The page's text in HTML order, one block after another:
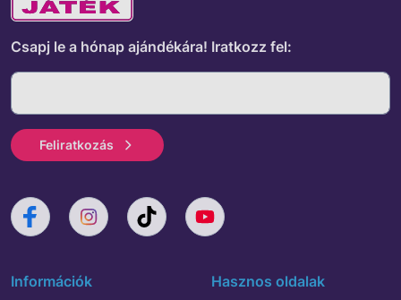
Csapj le a hónap ajándékára! Iratkozz fel:
Feliratkozás
Információk
Hasznos oldalak